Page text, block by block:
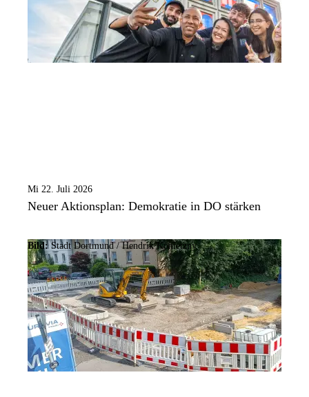
Mi 22. Juli 2026
Neuer Aktionsplan: Demokratie in DO stärken
Bild:Stadt Dortmund /Hendrik Konietzny